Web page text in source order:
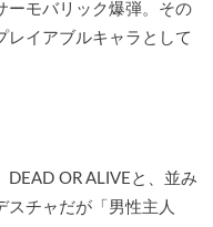
ーモバリック爆弾。その
レイアブルキャラとして
OR ALIVEと、並み
スチャだが「男性主人